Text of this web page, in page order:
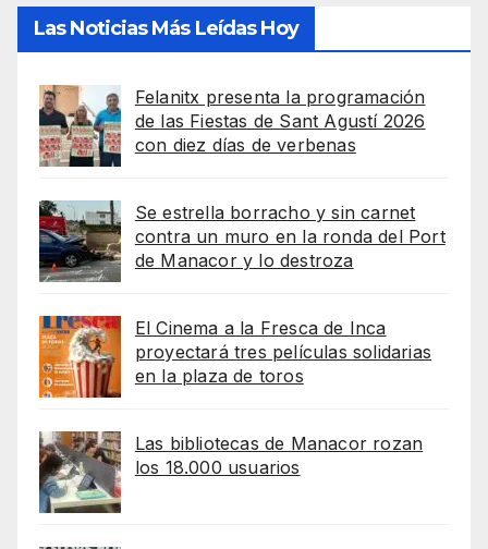
Las Noticias Más Leídas Hoy
Felanitx presenta la programación
de las Fiestas de Sant Agustí 2026
con diez días de verbenas
Se estrella borracho y sin carnet
contra un muro en la ronda del Port
de Manacor y lo destroza
El Cinema a la Fresca de Inca
proyectará tres películas solidarias
en la plaza de toros
Las bibliotecas de Manacor rozan
los 18.000 usuarios